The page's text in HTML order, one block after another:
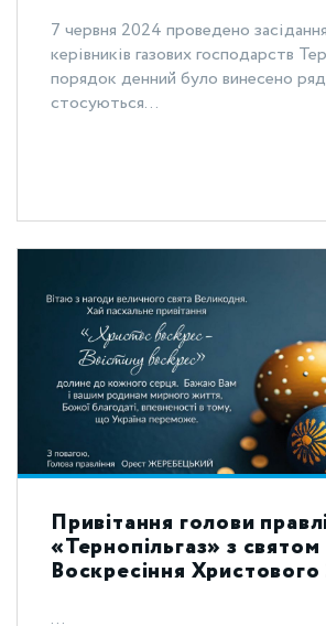
7 червня 2024 проведено
керівників газових господарств
порядок денний було винесено
стосуються...
Привітання голови
«Тернопільгаз» з святом
Воскресіння
...